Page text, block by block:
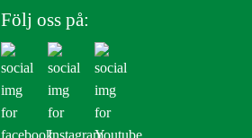
Följ oss på: